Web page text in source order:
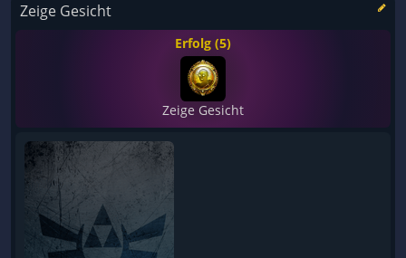
Zeige Gesicht
Erfolg (5)
Zeige Gesicht